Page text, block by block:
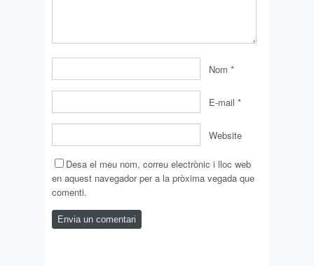
Nom *
E-mail *
Website
Desa el meu nom, correu electrònic i lloc web
en aquest navegador per a la pròxima vegada que
comenti.